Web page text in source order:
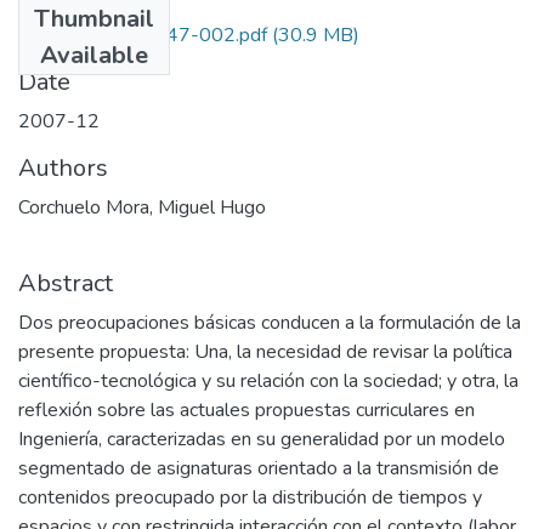
Thumbnail
Available
1105-11-14447-002.pdf(30.9 MB)
Date
2007-12
Authors
Corchuelo Mora, Miguel Hugo
Abstract
Dos preocupaciones básicas conducen a la formulación de la
presente propuesta: Una, la necesidad de revisar la política
científico-tecnológica y su relación con la sociedad; y otra, la
reflexión sobre las actuales propuestas curriculares en
Ingeniería, caracterizadas en su generalidad por un modelo
segmentado de asignaturas orientado a la transmisión de
contenidos preocupado por la distribución de tiempos y